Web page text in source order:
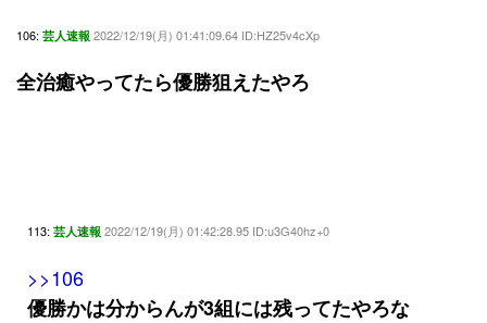
106: 芸人速報 2022/12/19(月) 01:41:09.64 ID:HZ25v4cXp
全治癒やってたら優勝狙えたやろ
113: 芸人速報 2022/12/19(月) 01:42:28.95 ID:u3G40hz+0
>>106
優勝かは分からんが3組には残ってたやろな